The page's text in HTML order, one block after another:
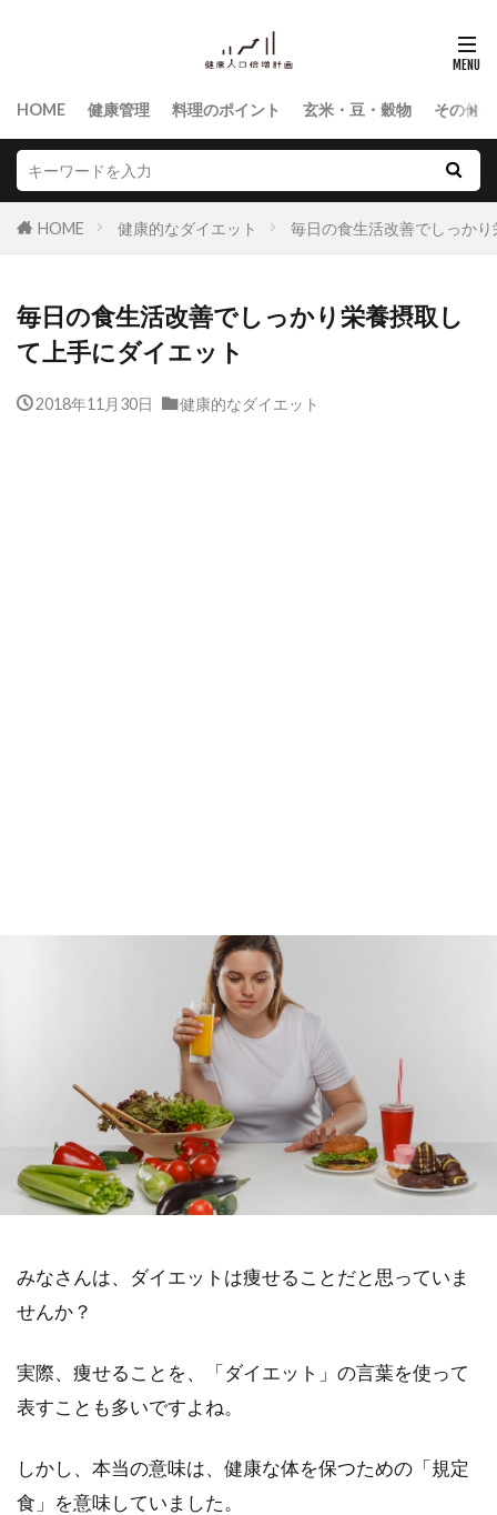
HOME 健康管理 料理のポイント 玄米・豆・穀物 その他
HOME 健康的なダイエット 毎日の食生活改善でしっか
毎日の食生活改善でしっかり栄養摂取し
て上手にダイエット
2018年11月30日 健康的なダイエット
みなさんは、ダイエットは痩せることだと思っていま
せんか？
実際、痩せることを、「ダイエット」の言葉を使って
表すことも多いですよね。
しかし、本当の意味は、健康な体を保つための「規定
食」を意味していました。